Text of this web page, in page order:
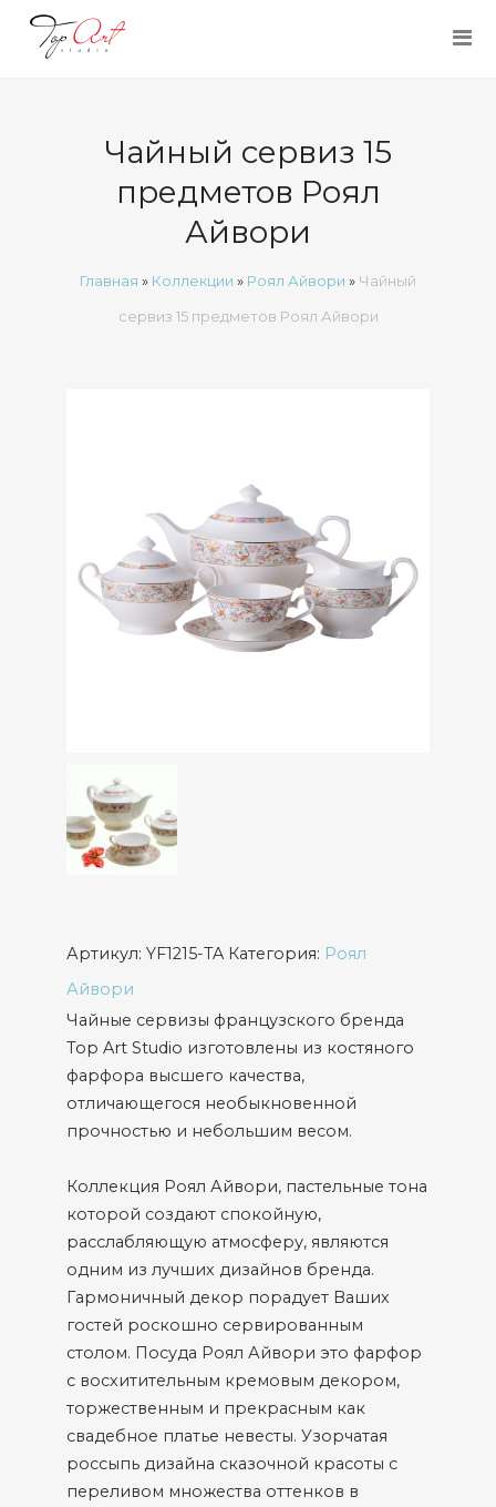
Чайный сервиз 15
предметов Роял
Айвори
Главная » Коллекции » Роял Айвори » Чайный
сервиз 15 предметов Роял Айвори
Артикул: YF1215-TA Категория: Роял
Айвори
Чайные сервизы французского бренда
Top Art Studio изготовлены из костяного
фарфора высшего качества,
отличающегося необыкновенной
прочностью и небольшим весом.
Коллекция Роял Айвори, пастельные тона
которой создают спокойную,
расслабляющую атмосферу, являются
одним из лучших дизайнов бренда.
Гармоничный декор порадует Ваших
гостей роскошно сервированным
столом. Посуда Роял Айвори это фарфор
с восхитительным кремовым декором,
торжественным и прекрасным как
свадебное платье невесты. Узорчатая
россыпь дизайна сказочной красоты с
переливом множества оттенков в